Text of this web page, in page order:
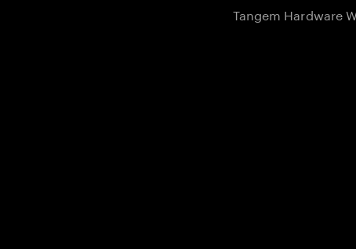
Tangem Hardware